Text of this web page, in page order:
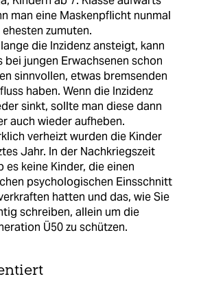
man eine Maskenpflicht nunmal
ehesten zumuten.
die Inzidenz ansteigt, kann
bei jungen Erwachsenen schon
sinnvollen, etwas bremsenden
haben. Wenn die Inzidenz
sinkt, sollte man diese dann
auch wieder aufheben.
verheizt wurden die Kinder
Jahr. In der Nachkriegszeit
es keine Kinder, die einen
psychologischen Einsschnitt
hatten und das, wie Sie
schreiben, allein um die
Ü50 zu schützen.